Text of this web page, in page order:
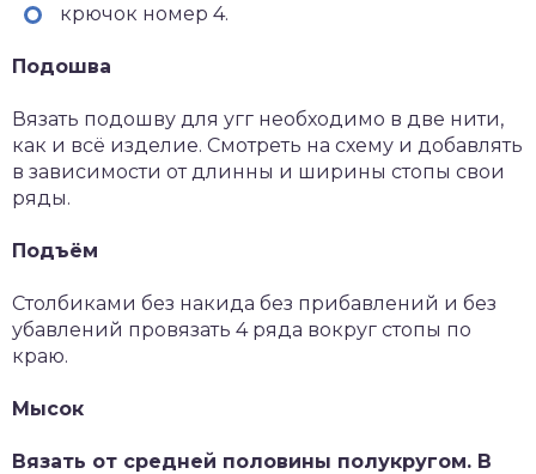
крючок номер 4.
Подошва
Вязать подошву для угг необходимо в две нити,
как и всё изделие. Смотреть на схему и добавлять
в зависимости от длинны и ширины стопы свои
ряды.
Подъём
Столбиками без накида без прибавлений и без
убавлений провязать 4 ряда вокруг стопы по
краю.
Мысок
Вязать от средней половины полукругом. В